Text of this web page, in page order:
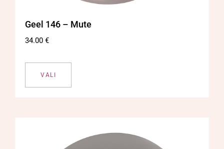
Geel 146 – Mute
34.00 €
VALI